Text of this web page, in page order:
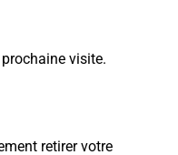
visite.
retirer votre